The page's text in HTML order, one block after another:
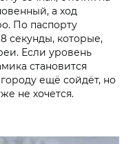
а ход
По паспорту
секунды, которые,
Если уровень
становится
ещё сойдёт, но
не хочется.